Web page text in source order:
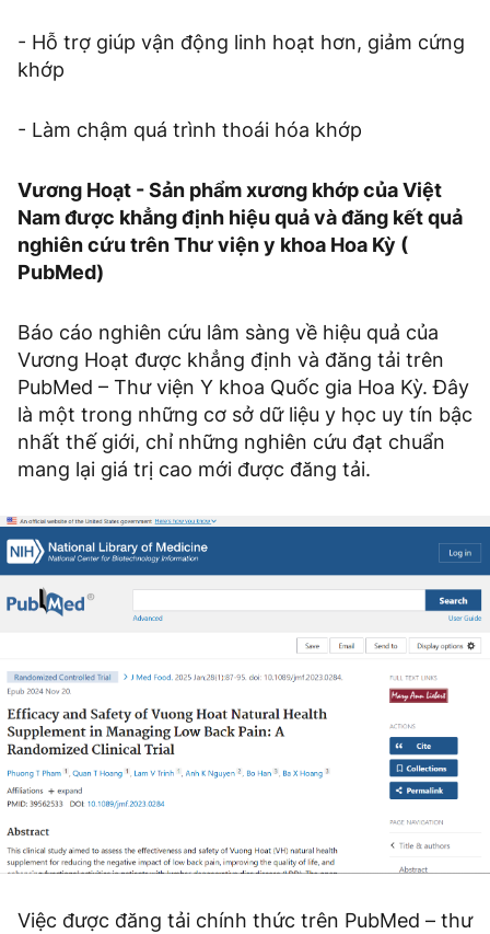
- Hỗ trợ giúp vận động linh hoạt hơn, giảm cứng
khớp
- Làm chậm quá trình thoái hóa khớp
Vương Hoạt - Sản phẩm xương khớp của Việt
Nam được khẳng định hiệu quả và đăng kết quả
nghiên cứu trên Thư viện y khoa Hoa Kỳ (
PubMed)
Báo cáo nghiên cứu lâm sàng về hiệu quả của
Vương Hoạt được khẳng định và đăng tải trên
PubMed – Thư viện Y khoa Quốc gia Hoa Kỳ. Đây
là một trong những cơ sở dữ liệu y học uy tín bậc
nhất thế giới, chỉ những nghiên cứu đạt chuẩn
mang lại giá trị cao mới được đăng tải.
Việc được đăng tải chính thức trên PubMed – thư